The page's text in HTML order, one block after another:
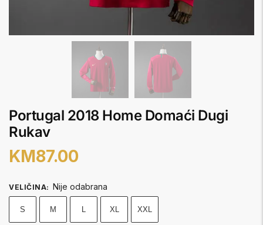
Portugal 2018 Home Domaći Dugi
Rukav
KM87.00
VELIČINA: Nije odabrana
S M L XL XXL